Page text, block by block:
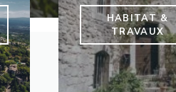
HABITAT &
TRAVAUX